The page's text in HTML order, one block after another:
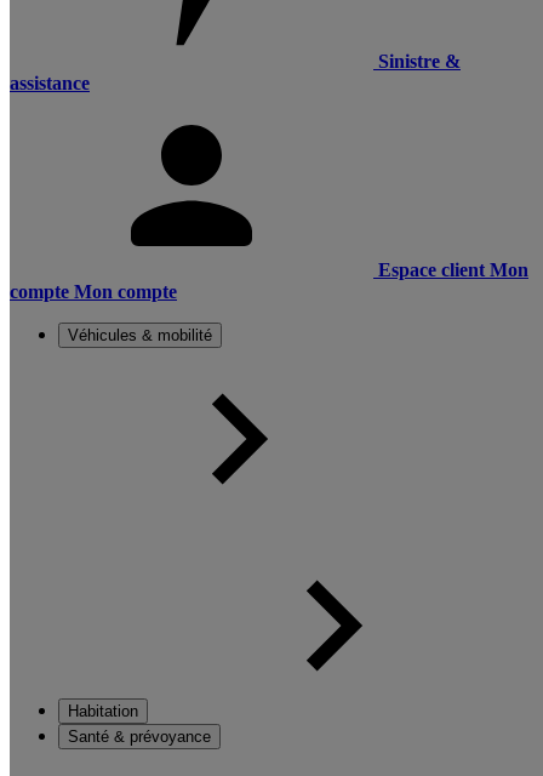
Sinistre &
assistance
Espace client Mon
compte Mon compte
Véhicules & mobilité
Habitation
Santé & prévoyance